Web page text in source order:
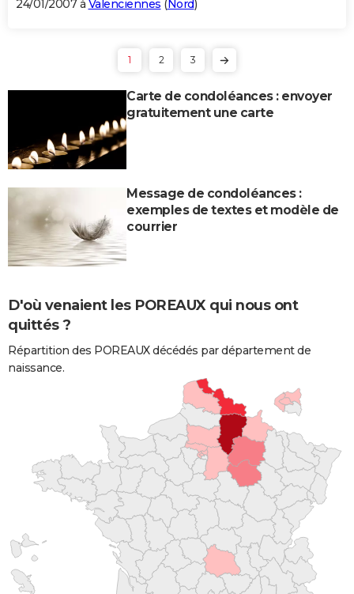
24/01/2007 à Valenciennes (Nord)
1 2 3
Carte de condoléances : envoyer
gratuitement une carte
Message de condoléances :
exemples de textes et modèle de
courrier
D'où venaient les POREAUX qui nous ont
quittés ?
Répartition des POREAUX décédés par département de
naissance.